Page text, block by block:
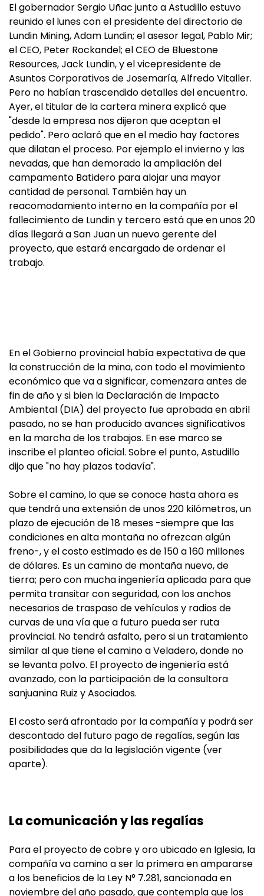
El gobernador Sergio Uñac junto a Astudillo estuvo
reunido el lunes con el presidente del directorio de
Lundin Mining, Adam Lundin; el asesor legal, Pablo Mir;
el CEO, Peter Rockandel; el CEO de Bluestone
Resources, Jack Lundin, y el vicepresidente de
Asuntos Corporativos de Josemaría, Alfredo Vitaller.
Pero no habían trascendido detalles del encuentro.
Ayer, el titular de la cartera minera explicó que
"desde la empresa nos dijeron que aceptan el
pedido". Pero aclaró que en el medio hay factores
que dilatan el proceso. Por ejemplo el invierno y las
nevadas, que han demorado la ampliación del
campamento Batidero para alojar una mayor
cantidad de personal. También hay un
reacomodamiento interno en la compañía por el
fallecimiento de Lundin y tercero está que en unos 20
días llegará a San Juan un nuevo gerente del
proyecto, que estará encargado de ordenar el
trabajo.
En el Gobierno provincial había expectativa de que
la construcción de la mina, con todo el movimiento
económico que va a significar, comenzara antes de
fin de año y si bien la Declaración de Impacto
Ambiental (DIA) del proyecto fue aprobada en abril
pasado, no se han producido avances significativos
en la marcha de los trabajos. En ese marco se
inscribe el planteo oficial. Sobre el punto, Astudillo
dijo que "no hay plazos todavía".
Sobre el camino, lo que se conoce hasta ahora es
que tendrá una extensión de unos 220 kilómetros, un
plazo de ejecución de 18 meses -siempre que las
condiciones en alta montaña no ofrezcan algún
freno-, y el costo estimado es de 150 a 160 millones
de dólares. Es un camino de montaña nuevo, de
tierra; pero con mucha ingeniería aplicada para que
permita transitar con seguridad, con los anchos
necesarios de traspaso de vehículos y radios de
curvas de una vía que a futuro pueda ser ruta
provincial. No tendrá asfalto, pero si un tratamiento
similar al que tiene el camino a Veladero, donde no
se levanta polvo. El proyecto de ingeniería está
avanzado, con la participación de la consultora
sanjuanina Ruiz y Asociados.
El costo será afrontado por la compañía y podrá ser
descontado del futuro pago de regalías, según las
posibilidades que da la legislación vigente (ver
aparte).
La comunicación y las regalías
Para el proyecto de cobre y oro ubicado en Iglesia, la
compañía va camino a ser la primera en ampararse
a los beneficios de la Ley N° 7.281, sancionada en
noviembre del año pasado, que contempla que los